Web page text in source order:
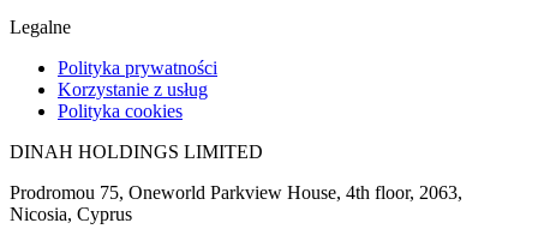
Legalne
Polityka prywatności
Korzystanie z usług
Polityka cookies
DINAH HOLDINGS LIMITED
Prodromou 75, Oneworld Parkview House, 4th floor, 2063,
Nicosia, Cyprus